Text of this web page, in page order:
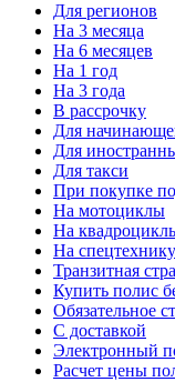
Для регионов
На 3 месяца
На 6 месяцев
На 1 год
На 3 года
В рассрочку
Для
Для
Для такси
При покупке
На мотоциклы
На
На спецтехнику
Транзитная
Купить полис
Обязательное
С доставкой
Электронный
Расчет цены